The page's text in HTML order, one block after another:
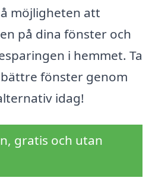
möjligheten att
på dina fönster och
i hemmet. Ta
fönster genom
idag!
gratis och utan